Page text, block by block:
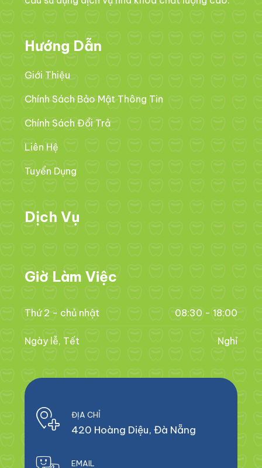
Hướng Dẫn
Giới Thiệu
Chính Sách Bảo Mật Thông Tin
Chính Sách Đổi Trả
Liên Hệ
Tuyển Dụng
Dịch Vụ
Giờ Làm Việc
Thứ 2 - chủ nhật 08:30 - 18:00
Ngày lễ, Tết Nghỉ
ĐỊA CHỈ
420 Hoàng Diệu, Đà Nẵng
EMAIL